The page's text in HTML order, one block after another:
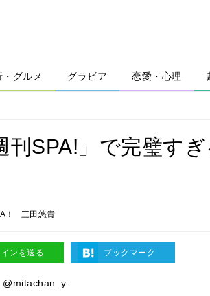
・グルメ グラビア 恋愛・心理
刊SPA!」で完璧すぎ
！ 三田悠貴
インを送る ブックマーク